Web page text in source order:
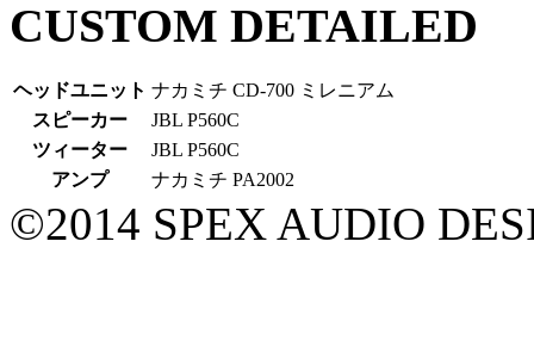
CUSTOM DETAILED
ヘッドユニット ナカミチ CD-700 ミレニアム
スピーカー
JBL P560C
ツィーター
JBL P560C
アンプ
ナカミチ PA2002
©2014 SPEX AUDIO